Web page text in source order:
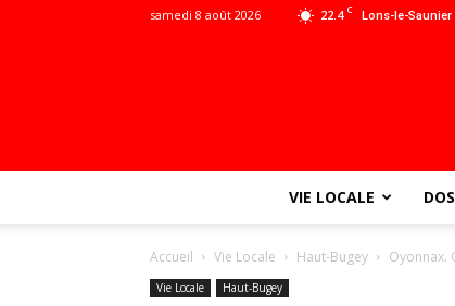
22.4 C Lons-le-Saunier
samedi 8 août 2026
VIE LOCALE
Accueil Vie Locale Haut-Bugey Oyonnax.
Vie Locale Haut-Bugey